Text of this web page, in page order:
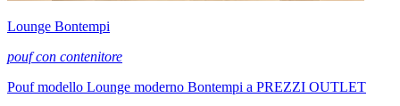
Lounge Bontempi
pouf con contenitore
Pouf modello Lounge moderno Bontempi a PREZZI OUTLET